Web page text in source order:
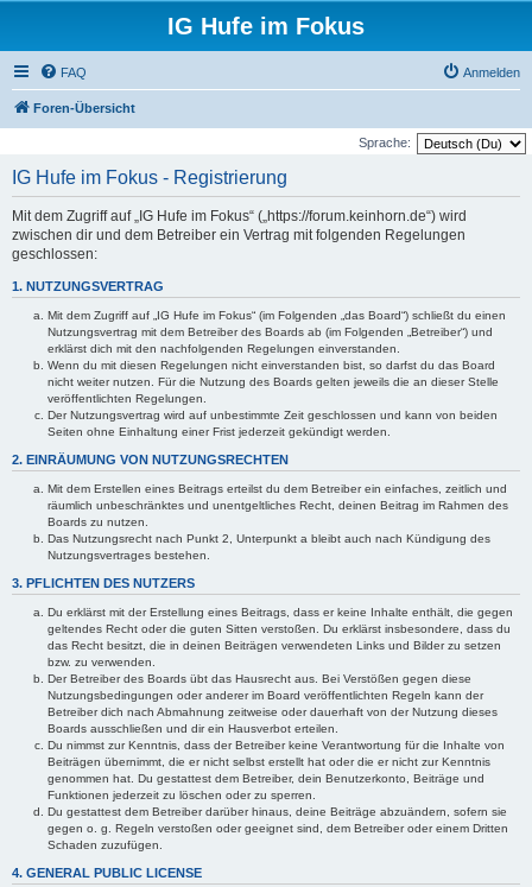
IG Hufe im Fokus
FAQ Anmelden
Foren-Übersicht
Sprache:
IG Hufe im Fokus - Registrierung
Mit dem Zugriff auf „IG Hufe im Fokus“ („https://forum.keinhorn.de“) wird
zwischen dir und dem Betreiber ein Vertrag mit folgenden Regelungen
geschlossen:
1. NUTZUNGSVERTRAG
Mit dem Zugriff auf „IG Hufe im Fokus“ (im Folgenden „das Board“) schließt du einen
Nutzungsvertrag mit dem Betreiber des Boards ab (im Folgenden „Betreiber“) und
erklärst dich mit den nachfolgenden Regelungen einverstanden.
Wenn du mit diesen Regelungen nicht einverstanden bist, so darfst du das Board
nicht weiter nutzen. Für die Nutzung des Boards gelten jeweils die an dieser Stelle
veröffentlichten Regelungen.
Der Nutzungsvertrag wird auf unbestimmte Zeit geschlossen und kann von beiden
Seiten ohne Einhaltung einer Frist jederzeit gekündigt werden.
2. EINRÄUMUNG VON NUTZUNGSRECHTEN
Mit dem Erstellen eines Beitrags erteilst du dem Betreiber ein einfaches, zeitlich und
räumlich unbeschränktes und unentgeltliches Recht, deinen Beitrag im Rahmen des
Boards zu nutzen.
Das Nutzungsrecht nach Punkt 2, Unterpunkt a bleibt auch nach Kündigung des
Nutzungsvertrages bestehen.
3. PFLICHTEN DES NUTZERS
Du erklärst mit der Erstellung eines Beitrags, dass er keine Inhalte enthält, die gegen
geltendes Recht oder die guten Sitten verstoßen. Du erklärst insbesondere, dass du
das Recht besitzt, die in deinen Beiträgen verwendeten Links und Bilder zu setzen
bzw. zu verwenden.
Der Betreiber des Boards übt das Hausrecht aus. Bei Verstößen gegen diese
Nutzungsbedingungen oder anderer im Board veröffentlichten Regeln kann der
Betreiber dich nach Abmahnung zeitweise oder dauerhaft von der Nutzung dieses
Boards ausschließen und dir ein Hausverbot erteilen.
Du nimmst zur Kenntnis, dass der Betreiber keine Verantwortung für die Inhalte von
Beiträgen übernimmt, die er nicht selbst erstellt hat oder die er nicht zur Kenntnis
genommen hat. Du gestattest dem Betreiber, dein Benutzerkonto, Beiträge und
Funktionen jederzeit zu löschen oder zu sperren.
Du gestattest dem Betreiber darüber hinaus, deine Beiträge abzuändern, sofern sie
gegen o. g. Regeln verstoßen oder geeignet sind, dem Betreiber oder einem Dritten
Schaden zuzufügen.
4. GENERAL PUBLIC LICENSE